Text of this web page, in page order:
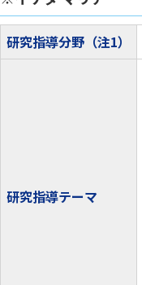
研究指導分野（注1）
研究指導テーマ